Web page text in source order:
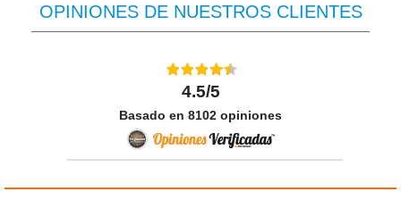
OPINIONES DE NUESTROS CLIENTES
4.5/5
Basado en 8102 opiniones